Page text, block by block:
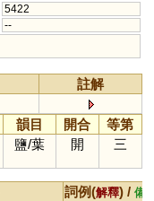
5422
--
註解
韻目 開合
等第
鹽/葉 開 三
詞例(解釋) / 備